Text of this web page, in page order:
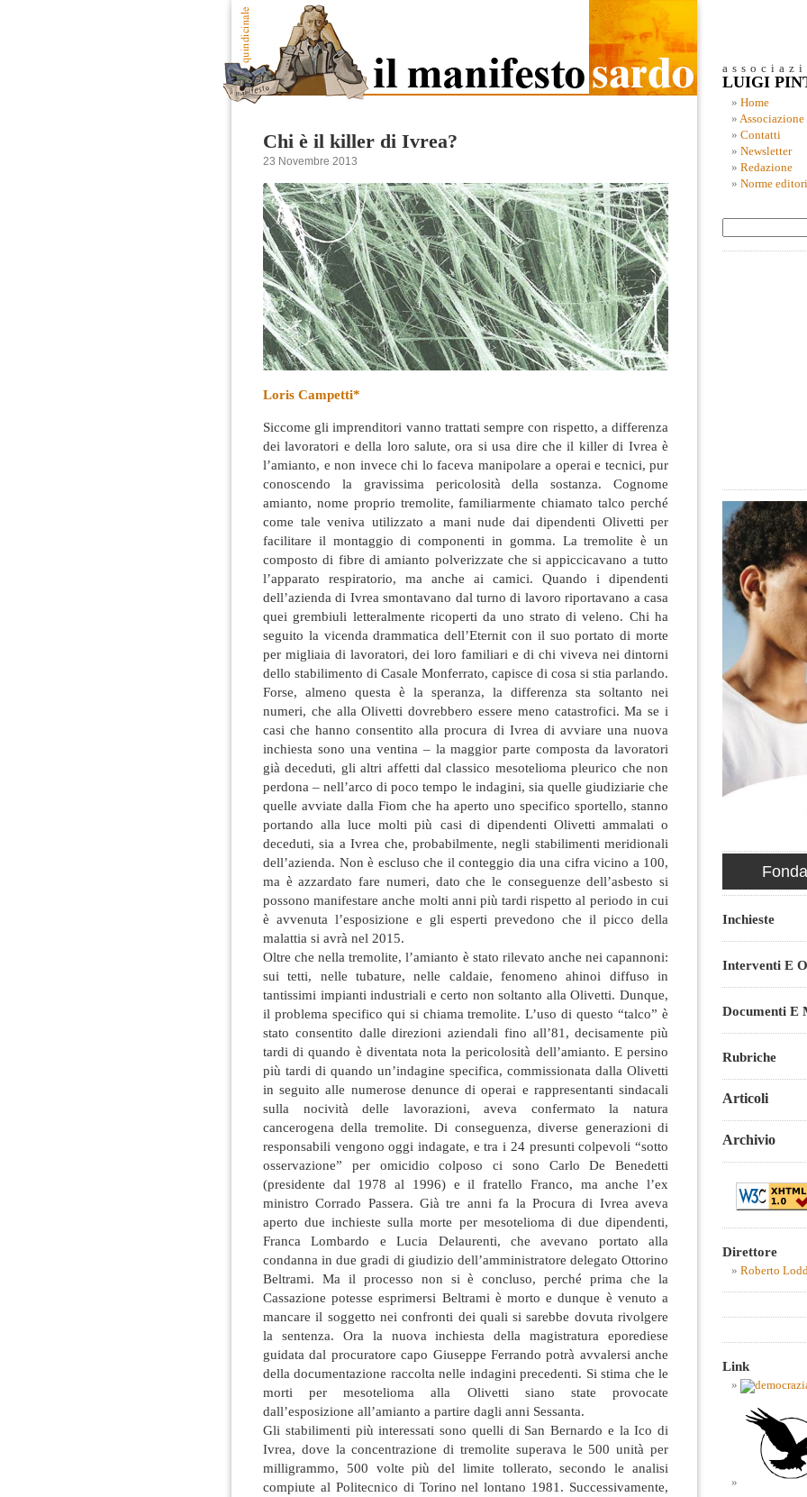
Chi è il killer di Ivrea?
23 Novembre 2013
Loris Campetti*
Siccome gli imprenditori vanno trattati sempre con rispetto, a differenza
dei lavoratori e della loro salute, ora si usa dire che il killer di Ivrea è
l’amianto, e non invece chi lo faceva manipolare a operai e tecnici, pur
conoscendo la gravissima pericolositàdella sostanza. Cognome
amianto, nome proprio tremolite, familiarmente chiamato talco perché
come tale veniva utilizzato a mani nude dai dipendenti Olivetti per
facilitare il montaggio di componenti in gomma. La tremolite è un
composto di fibre di amianto polverizzate che si appiccicavano a tutto
l’apparato respiratorio, ma anche ai camici. Quando i dipendenti
dell’azienda di Ivrea smontavano dal turno di lavoro riportavano a casa
quei grembiuli letteralmente ricoperti da uno strato di veleno. Chi ha
seguito la vicenda drammatica dell’Eternit con il suo portato di morte
per migliaia di lavoratori, dei loro familiari e di chi viveva nei dintorni
dello stabilimento di Casale Monferrato, capisce di cosa si stia parlando.
Forse, almeno questa è la speranza, la differenza sta soltanto nei
numeri, che alla Olivetti dovrebbero essere meno catastrofici. Ma se i
casi che hanno consentito alla procura di Ivrea di avviare una nuova
inchiesta sono una ventina – la maggior parte composta da lavoratori
già deceduti, gli altri affetti dal classico mesotelioma pleurico che non
perdona – nell’arco di poco tempo le indagini, sia quelle giudiziarie che
quelle avviate dalla Fiom che ha aperto uno specifico sportello, stanno
portando alla luce molti più casi di dipendenti Olivetti ammalati o
deceduti, sia a Ivrea che, probabilmente, negli stabilimenti meridionali
dell’azienda. Non è escluso che il conteggio dia una cifra vicino a 100,
ma è azzardato fare numeri, dato che le conseguenze dell’asbesto si
possono manifestare anche molti anni più tardi rispetto al periodo in cui
è avvenuta l’esposizione e gli esperti prevedono che il picco della
malattia si avrà nel 2015.
Oltre che nella tremolite, l’amianto è stato rilevato anche nei capannoni:
sui tetti, nelle tubature, nelle caldaie, fenomeno ahinoi diffuso in
tantissimi impianti industriali e certo non soltanto alla Olivetti. Dunque,
il problema specifico qui si chiama tremolite. L’uso di questo “talco” è
stato consentito dalle direzioni aziendali fino all’81, decisamente più
tardi di quando è diventata nota la pericolosità dell’amianto. E persino
più tardi di quando un’indagine specifica, commissionata dalla Olivetti
in seguito alle numerose denunce di operai e rappresentanti sindacali
sulla nocività delle lavorazioni, aveva confermato la natura
cancerogena della tremolite. Di conseguenza, diverse generazioni di
responsabili vengono oggi indagate, e tra i 24 presunti colpevoli “sotto
osservazione” per omicidio colposo ci sono Carlo De Benedetti
(presidente dal 1978 al 1996) e il fratello Franco, ma anche l’ex
ministro Corrado Passera. Già tre anni fa la Procura di Ivrea aveva
aperto due inchieste sulla morte per mesotelioma di due dipendenti,
Franca Lombardo e Lucia Delaurenti, che avevano portato alla
condanna in due gradi di giudizio dell’amministratore delegato Ottorino
Beltrami. Ma il processo non si è concluso, perché prima che la
Cassazione potesse esprimersi Beltrami è morto e dunque è venuto a
mancare il soggetto nei confronti dei quali si sarebbe dovuta rivolgere
la sentenza. Ora la nuova inchiesta della magistratura eporediese
guidata dal procuratore capo Giuseppe Ferrando potrà avvalersi anche
della documentazione raccolta nelle indagini precedenti. Si stima che le
morti per mesotelioma alla Olivetti siano state provocate
dall’esposizione all’amianto a partire dagli anni Sessanta.
Gli stabilimenti più interessati sono quelli di San Bernardo e la Ico di
Ivrea, dove la concentrazione di tremolite superava le 500 unità per
milligrammo, 500 volte più del limite tollerato, secondo le analisi
compiute al Politecnico di Torino nel lontano 1981. Successivamente,
LUIGI
Home
Associazione
Contatti
Newsletter
Redazione
Norme
Inchieste
Interventi E
Documenti E
Rubriche
Articoli
Archivio
Direttore
Roberto
Link